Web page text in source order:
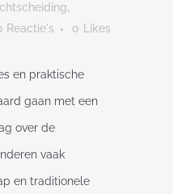
,
Reactie's 0 Likes
en praktische
gaan met een
over de
vaak
en traditionele